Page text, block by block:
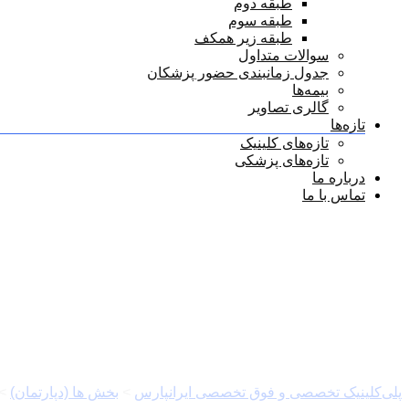
طبقه دوم
طبقه سوم
طبقه زیر همکف
سوالات متداول
جدول زمانبندی حضور پزشکان
بیمه‌ها
گالری تصاویر
تازه‌ها
تازه‌های کلینیک
تازه‌های پزشکی
درباره ما
تماس با ما
پلی‌کلینیک تخصصی و فوق تخصصی ایرانپارس بخش ها (دپارتمان)